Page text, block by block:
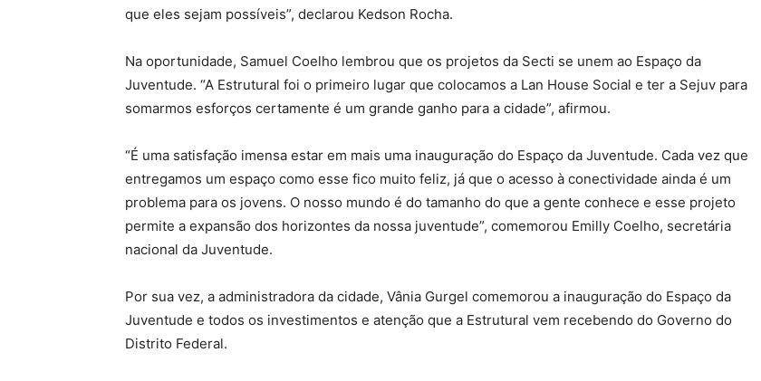
que eles sejam possíveis”, declarou Kedson Rocha.
Na oportunidade, Samuel Coelho lembrou que os projetos da Secti se unem ao Espaço da
Juventude. “A Estrutural foi o primeiro lugar que colocamos a Lan House Social e ter a Sejuv para
somarmos esforços certamente é um grande ganho para a cidade”, afirmou.
“É uma satisfação imensa estar em mais uma inauguração do Espaço da Juventude. Cada vez que
entregamos um espaço como esse fico muito feliz, já que o acesso à conectividade ainda é um
problema para os jovens. O nosso mundo é do tamanho do que a gente conhece e esse projeto
permite a expansão dos horizontes da nossa juventude”, comemorou Emilly Coelho, secretária
nacional da Juventude.
Por sua vez, a administradora da cidade, Vânia Gurgel comemorou a inauguração do Espaço da
Juventude e todos os investimentos e atenção que a Estrutural vem recebendo do Governo do
Distrito Federal.